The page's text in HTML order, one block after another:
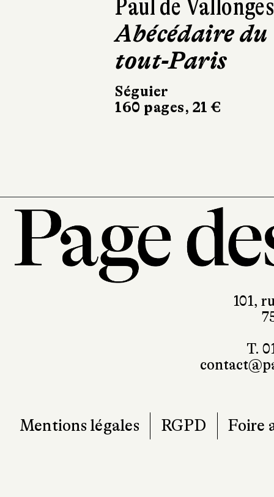
Paul de
Abécédaire du
tout-Paris
Séguier
160 pages, 21 €
101,
T.
Mentions légales RGPD Foire